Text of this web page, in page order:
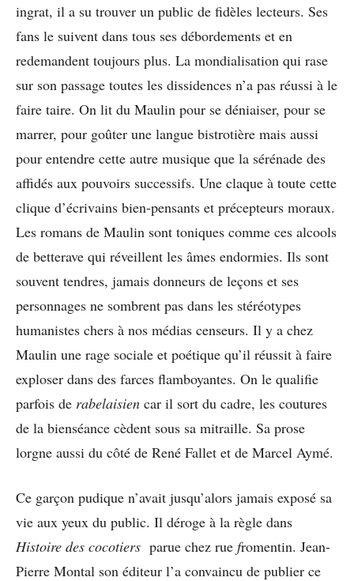
ingrat, il a su trouver un public de fidèles lecteurs. Ses
fans le suivent dans tous ses débordements et en
redemandent toujours plus. La mondialisation qui rase
sur son passage toutes les dissidences n’a pas réussi à le
faire taire. On lit du Maulin pour se déniaiser, pour se
marrer, pour goûter une langue bistrotière mais aussi
pour entendre cette autre musique que la sérénade des
affidés aux pouvoirs successifs. Une claque à toute cette
clique d’écrivains bien-pensants et précepteurs moraux.
Les romans de Maulin sont toniques comme ces alcools
de betterave qui réveillent les âmes endormies. Ils sont
souvent tendres, jamais donneurs de leçons et ses
personnages ne sombrent pas dans les stéréotypes
humanistes chers à nos médias censeurs. Il y a chez
Maulin une rage sociale et poétique qu’il réussit à faire
exploser dans des farces flamboyantes. On le qualifie
parfois de rabelaisien car il sort du cadre, les coutures
de la bienséance cèdent sous sa mitraille. Sa prose
lorgne aussi du côté de René Fallet et de Marcel Aymé.
Ce garçon pudique n’avait jusqu’alors jamais exposé sa
vie aux yeux du public. Il déroge à la règle dans
Histoire des cocotiers parue chez rue fromentin. Jean-
Pierre Montal son éditeur l’a convaincu de publier ce